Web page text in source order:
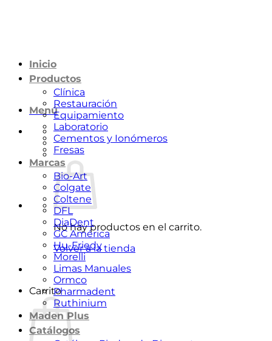
Menú
No hay productos en el carrito.
Volver a la tienda
Carrito
Inicio
Productos
Clínica
Restauración
Equipamiento
Laboratorio
Cementos y Ionómeros
Fresas
Marcas
Bio-Art
Colgate
Coltene
DFL
DiaDent
GC América
Hu-Friedy
Morelli
Limas Manuales
Ormco
Pharmadent
Ruthinium
Maden Plus
Catálogos